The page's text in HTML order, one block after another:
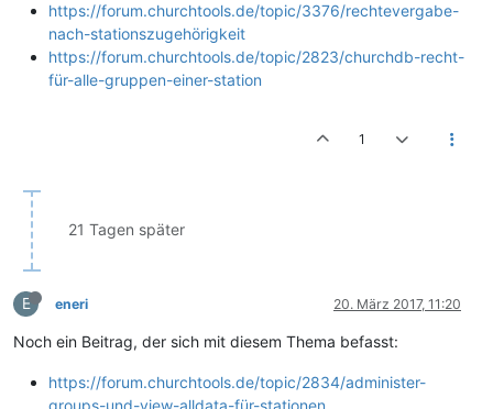
https://forum.churchtools.de/topic/3376/rechtevergabe-
nach-stationszugehörigkeit
https://forum.churchtools.de/topic/2823/churchdb-recht-
für-alle-gruppen-einer-station
1
21 Tagen später
E eneri 20. März 2017, 11:20
Noch ein Beitrag, der sich mit diesem Thema befasst:
https://forum.churchtools.de/topic/2834/administer-